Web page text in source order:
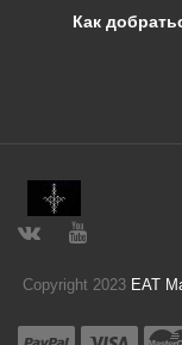
Как
Copyright 2023 ЕАТ